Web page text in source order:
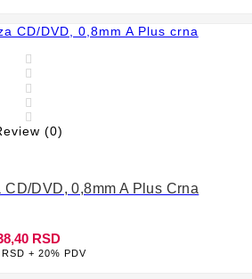
  





(0)
CD/DVD, 0,8mm A Plus Crna
RSD
+ 20% PDV